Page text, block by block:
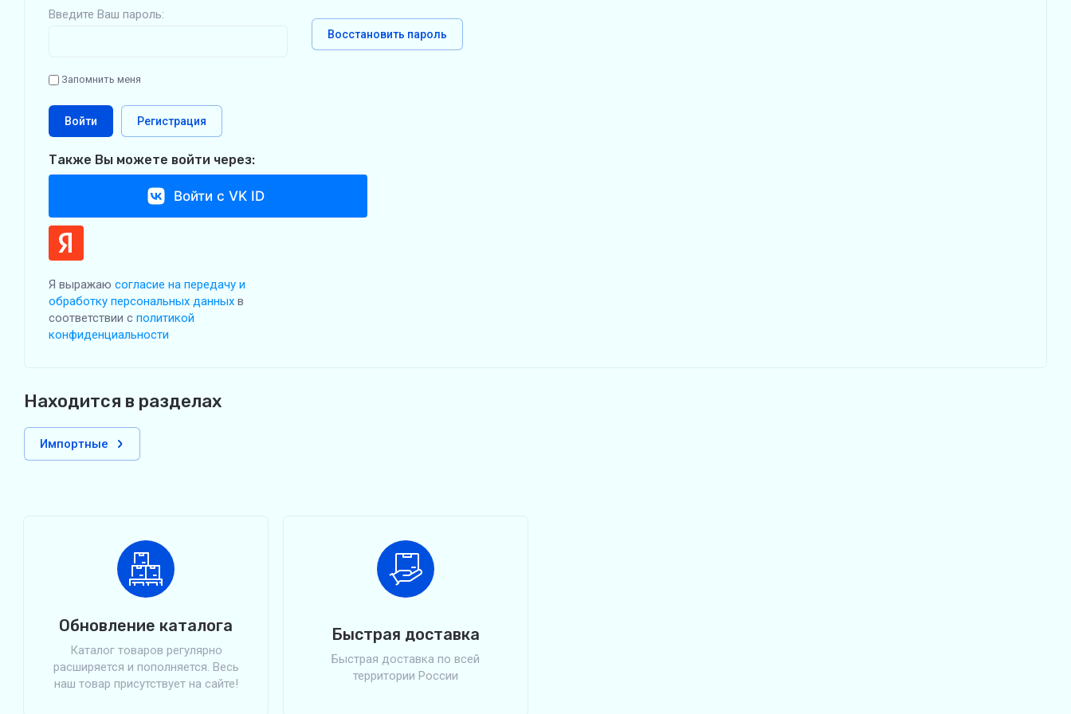
Введите Ваш пароль:
Запомнить меня
Войти Регистрация
Восстановить пароль
Также Вы можете войти через:
Войти с VK ID
Я выражаю согласие на передачу и
обработку персональных данных в
соответствии с политикой
конфиденциальности
Находится в разделах
Импортные
Обновление каталога
Каталог товаров регулярно
расширяется и пополняется. Весь
наш товар присутствует на сайте!
Быстрая доставка
Быстрая доставка по всей
территории России